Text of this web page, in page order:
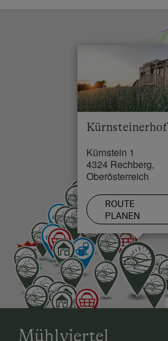
Kürnsteinerhof
Kürnstein 1
4324 Rechberg,
Oberösterreich
ROUTE
PLANEN
Mühlviertel